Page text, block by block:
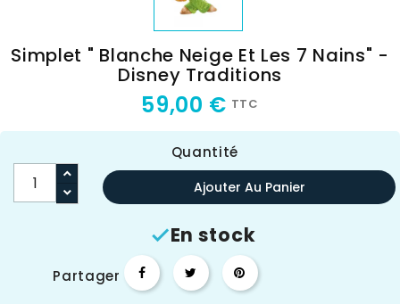
Simplet " Blanche Neige Et Les 7 Nains" -
Disney Traditions
59,00 € TTC
Quantité
Ajouter Au Panier
En stock
Partager